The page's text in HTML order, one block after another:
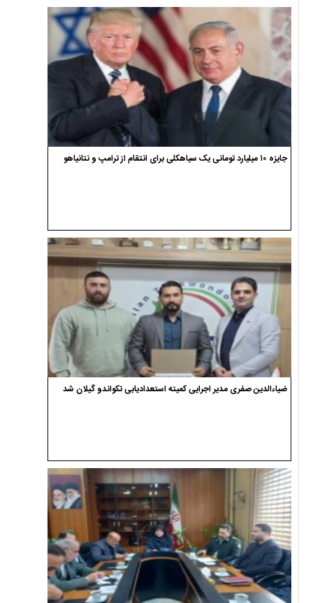
جایزه ۱۰ میلیارد تومانی یک سیاهکلی برای انتقام از ترامپ و نتانیاهو
ضیاءالدین صفری مدیر اجرایی کمیته استعدادیابی تکواندو گیلان شد